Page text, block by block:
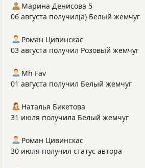
Марина Денисова 5
06 августа получил(а) Белый жемчуг
Роман Цивинскас
03 августа получил Розовый жемчуг
Mh Fav
01 августа получил Белый жемчуг
Наталья Бикетова
31 июля получила Белый жемчуг
Роман Цивинскас
30 июля получил статус автора